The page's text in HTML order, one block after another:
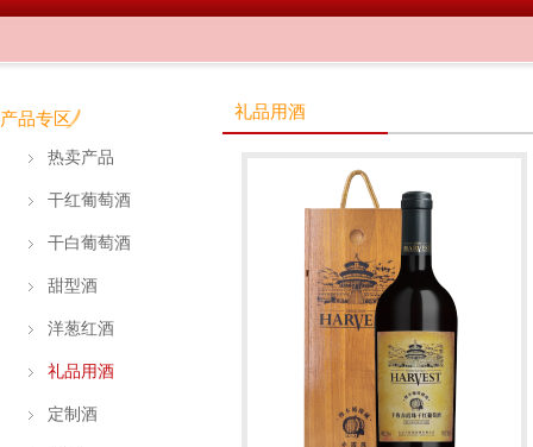
产品专区
热卖产品
干红葡萄酒
干白葡萄酒
甜型酒
洋葱红酒
礼品用酒
定制酒
礼品用酒